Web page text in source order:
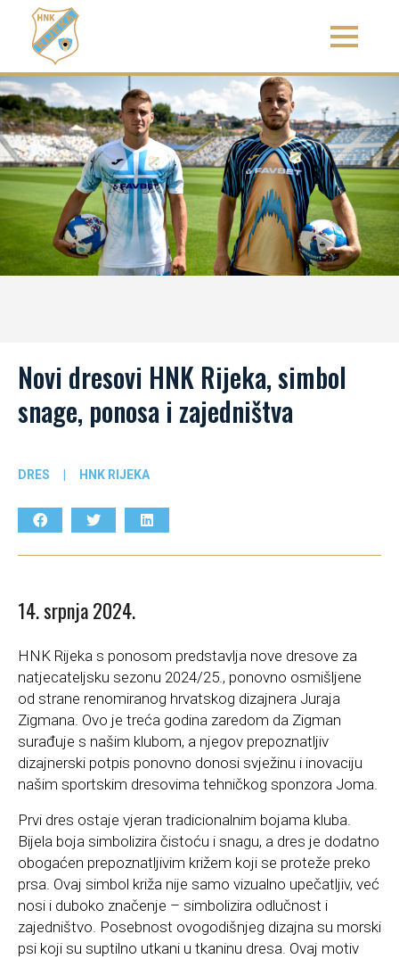
Novi dresovi HNK Rijeka, simbol
snage, ponosa i zajedništva
DRES | HNK RIJEKA
14. srpnja 2024.
HNK Rijeka s ponosom predstavlja nove dresove za
natjecateljsku sezonu 2024/25., ponovno osmišljene
od strane renomiranog hrvatskog dizajnera Juraja
Zigmana. Ovo je treća godina zaredom da Zigman
surađuje s našim klubom, a njegov prepoznatljiv
dizajnerski potpis ponovno donosi svježinu i inovaciju
našim sportskim dresovima tehničkog sponzora Joma.
Prvi dres ostaje vjeran tradicionalnim bojama kluba.
Bijela boja simbolizira čistoću i snagu, a dres je dodatno
obogaćen prepoznatljivim križem koji se proteže preko
prsa. Ovaj simbol križa nije samo vizualno upečatljiv, već
nosi i duboko značenje – simbolizira odlučnost i
zajedništvo. Posebnost ovogodišnjeg dizajna su morski
psi koji su suptilno utkani u tkaninu dresa. Ovaj motiv